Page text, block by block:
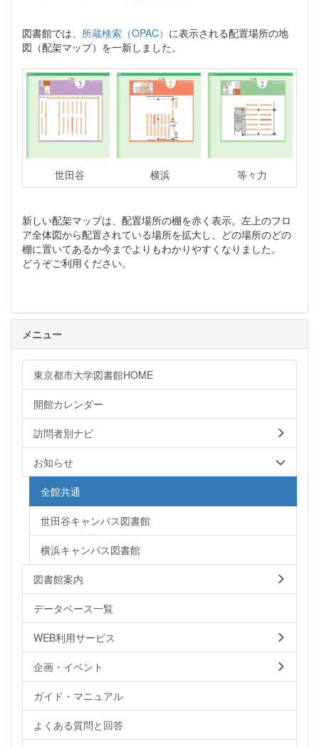
図書館では、 所蔵検索（OPAC） に表示される配置場所の地
図（配架マップ）を一新しました。
世田谷 横浜 等々力
新しい配架マップは、配置場所の棚を赤く表示。左上のフロ
ア全体図から配置されている場所を拡大し、どの場所のどの
棚に置いてあるか今までよりもわかりやすくなりました。
どうぞご利用ください。
メニュー
東京都市大学図書館HOME
開館カレンダー
訪問者別ナビ
お知らせ
全館共通
世田谷キャンパス図書館
横浜キャンパス図書館
図書館案内
データベース一覧
WEB利用サービス
企画・イベント
ガイド・マニュアル
よくある質問と回答